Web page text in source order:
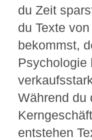
du Zeit
du Texte
bekommst,
Psychologie
Während du
entstehen